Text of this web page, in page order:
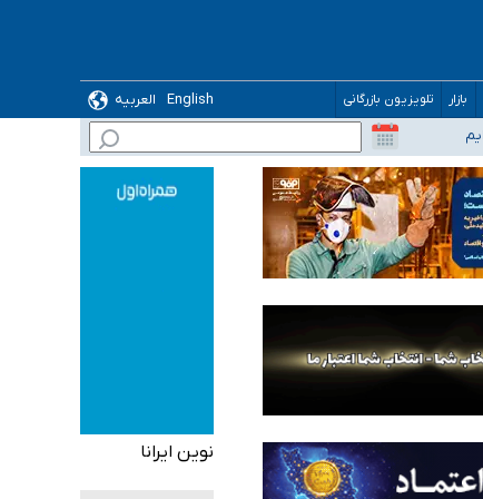
بازار تلویزیون بازرگانی English
العربیه
نوین ایرانا